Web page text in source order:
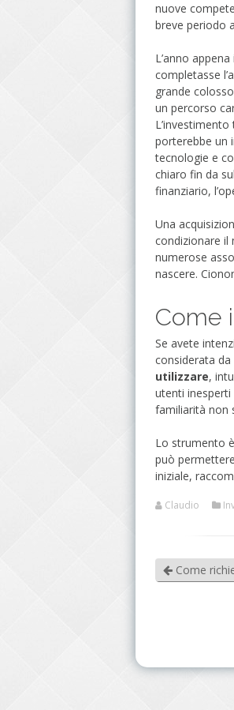
nuove
breve periodo
L’anno
completasse
grande
un percorso
porterebbe un
tecnologie e
chiaro fin da
finanziario,
Una
condizionare
numerose
nascere.
Come
Se avete
considerata
utilizzare,
utenti
familiarità non
Lo strumento
può
iniziale,
Claudio
Come